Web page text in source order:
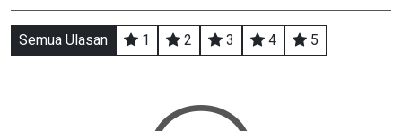
Semua Ulasan 1 2 3 4 5